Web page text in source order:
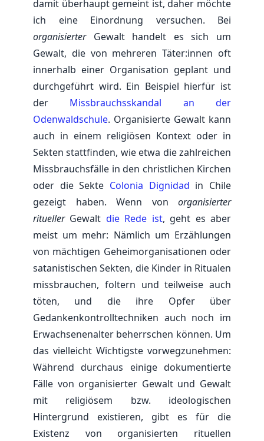
damit überhaupt gemeint ist, daher möchte
ich eine Einordnung versuchen. Bei
organisierterGewalt handelt es sich um
Gewalt, die von mehreren Täter:innen oft
innerhalb einer Organisation geplant und
durchgeführt wird. Ein Beispiel hierfür ist
der Missbrauchsskandal an der
Odenwaldschule. Organisierte Gewalt kann
auch in einem religiösen Kontext oder in
Sekten stattfinden, wie etwa die zahlreichen
Missbrauchsfälle in den christlichen Kirchen
oder die Sekte Colonia Dignidad in Chile
gezeigt haben. Wenn von organisierter
rituellerGewalt die Rede ist, geht es aber
meist um mehr: Nämlich um Erzählungen
von mächtigen Geheimorganisationen oder
satanistischen Sekten, die Kinder in Ritualen
missbrauchen, foltern und teilweise auch
töten, und die ihre Opfer über
Gedankenkontrolltechniken auch noch im
Erwachsenenalter beherrschen können. Um
das vielleicht Wichtigste vorwegzunehmen:
Während durchaus einige dokumentierte
Fälle von organisierter Gewalt und Gewalt
mit religiösem bzw. ideologischen
Hintergrund existieren, gibt es für die
Existenz von organisierten rituellen